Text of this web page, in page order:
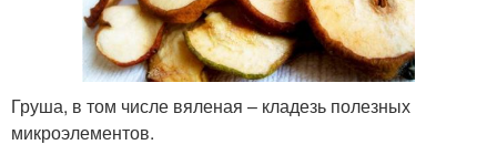
Груша, в том числе вяленая – кладезь полезных
микроэлементов.